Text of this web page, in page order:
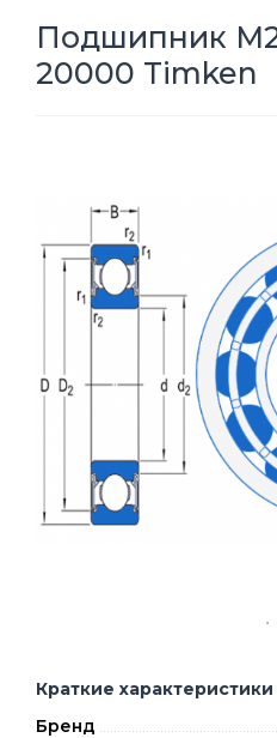
Подшипник
20000 Timken
Краткие характеристики
Бренд